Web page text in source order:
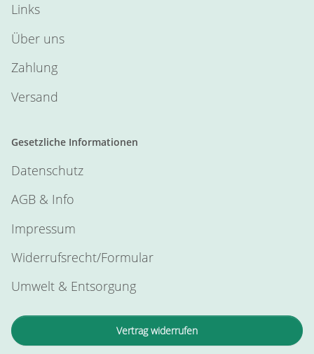
Links
Über uns
Zahlung
Versand
Gesetzliche Informationen
Datenschutz
AGB & Info
Impressum
Widerrufsrecht/Formular
Umwelt & Entsorgung
Vertrag widerrufen